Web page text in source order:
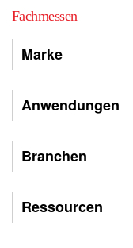
Fachmessen
Marke
Anwendungen
Branchen
Ressourcen